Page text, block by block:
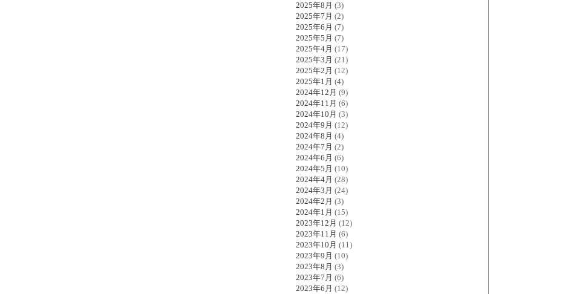
2025年8月 (3)
2025年7月 (2)
2025年6月 (7)
2025年5月 (7)
2025年4月 (17)
2025年3月 (21)
2025年2月 (12)
2025年1月 (4)
2024年12月 (9)
2024年11月 (6)
2024年10月 (3)
2024年9月 (12)
2024年8月 (4)
2024年7月 (2)
2024年6月 (6)
2024年5月 (10)
2024年4月 (28)
2024年3月 (24)
2024年2月 (3)
2024年1月 (15)
2023年12月 (12)
2023年11月 (6)
2023年10月 (11)
2023年9月 (10)
2023年8月 (3)
2023年7月 (6)
2023年6月 (12)